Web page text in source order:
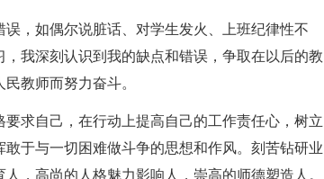
，如偶尔说脏话、对学生发火、上班纪律性不
我深刻认识到我的缺点和错误，争取在以后的教
教师而努力奋斗。
求自己，在行动上提高自己的工作责任心，树立
于与一切困难做斗争的思想和作风。刻苦钻研业
，高尚的人格魅力影响人，崇高的师德塑造人。